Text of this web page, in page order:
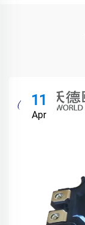
11
Apr